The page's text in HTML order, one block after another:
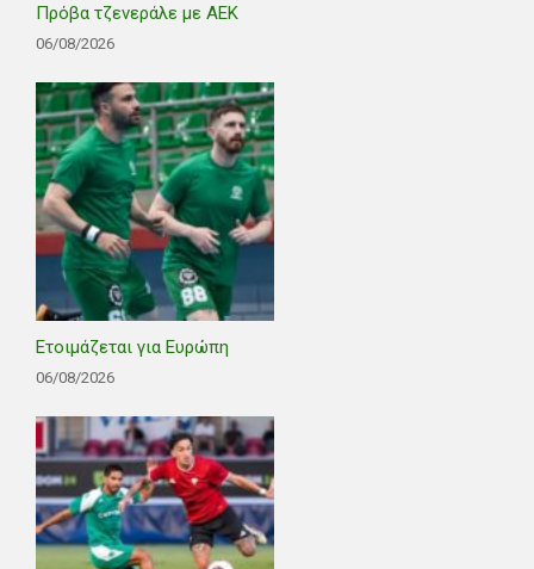
Πρόβα τζενεράλε με ΑΕΚ
06/08/2026
Ετοιμάζεται για Ευρώπη
06/08/2026